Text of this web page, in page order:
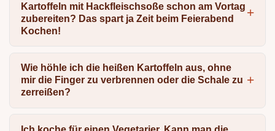
Kartoffeln mit Hackfleischsoße schon am Vortag
zubereiten? Das spart ja Zeit beim Feierabend
Kochen!
Wie höhle ich die heißen Kartoffeln aus, ohne
mir die Finger zu verbrennen oder die Schale zu
zerreißen?